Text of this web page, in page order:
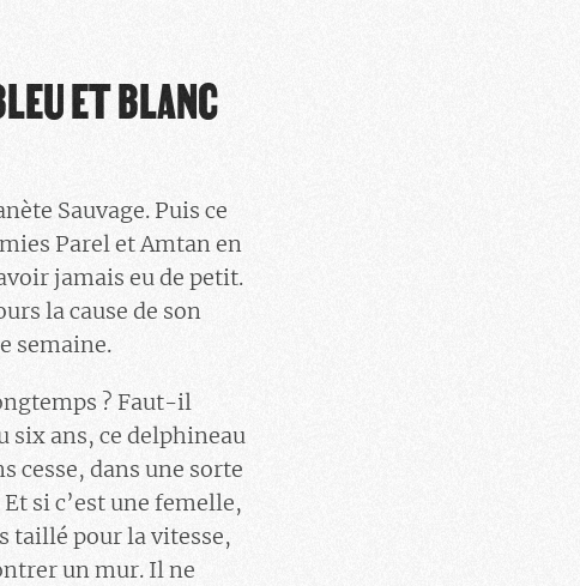
ET BLANC
Sauvage. Puis ce
Parel et Amtan en
jamais eu de petit.
la cause de son
semaine.
? Faut-il
six ans, ce delphineau
cesse, dans une sorte
si c’est une femelle,
taillé pour la vitesse,
un mur. Il ne